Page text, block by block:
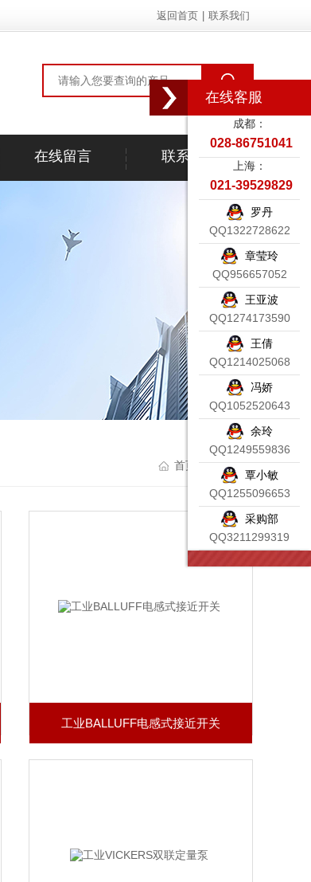
返回首页 联系我们
在线留言 联系我们
首页> 产品中心
工业BALLUFF电感式接近开关
在线客服
成都：
028-86751041
上海：
021-39529829
罗丹
QQ1322728622
章莹玲
QQ956657052
王亚波
QQ1274173590
王倩
QQ1214025068
冯娇
QQ1052520643
余玲
QQ1249559836
覃小敏
QQ1255096653
采购部
QQ3211299319